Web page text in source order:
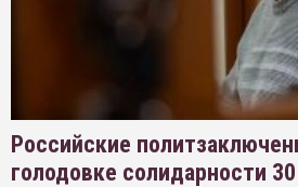
Российские
голодовке солидарности